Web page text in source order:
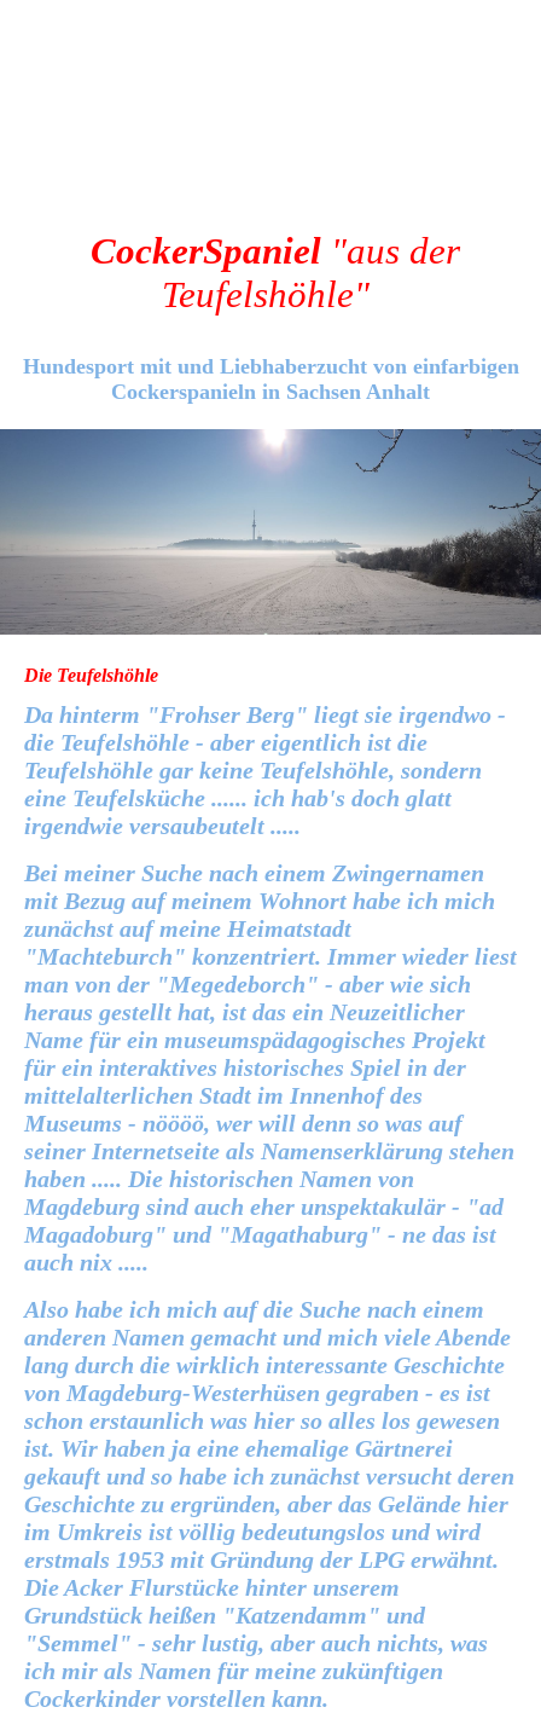
CockerSpaniel "aus der
Teufelshöhle"
Hundesport mit und Liebhaberzucht von einfarbigen
Cockerspanieln in Sachsen Anhalt
Die Teufelshöhle
Da hinterm "Frohser Berg" liegt sie irgendwo -
die Teufelshöhle - aber eigentlich ist die
Teufelshöhle gar keine Teufelshöhle, sondern
eine Teufelsküche ...... ich hab's doch glatt
irgendwie versaubeutelt .....
Bei meiner Suche nach einem Zwingernamen
mit Bezug auf meinem Wohnort habe ich mich
zunächst auf meine Heimatstadt
"Machteburch" konzentriert. Immer wieder liest
man von der "Megedeborch" - aber wie sich
heraus gestellt hat, ist das ein Neuzeitlicher
Name für ein museumspädagogisches Projekt
für ein interaktives historisches Spiel in der
mittelalterlichen Stadt im Innenhof des
Museums - nöööö, wer will denn so was auf
seiner Internetseite als Namenserklärung stehen
haben ..... Die historischen Namen von
Magdeburg sind auch eher unspektakulär - "ad
Magadoburg" und "Magathaburg" - ne das ist
auch nix .....
Also habe ich mich auf die Suche nach einem
anderen Namen gemacht und mich viele Abende
lang durch die wirklich interessante Geschichte
von Magdeburg-Westerhüsen gegraben - es ist
schon erstaunlich was hier so alles los gewesen
ist. Wir haben ja eine ehemalige Gärtnerei
gekauft und so habe ich zunächst versucht deren
Geschichte zu ergründen, aber das Gelände hier
im Umkreis ist völlig bedeutungslos und wird
erstmals 1953 mit Gründung der LPG erwähnt.
Die Acker Flurstücke hinter unserem
Grundstück heißen "Katzendamm" und
"Semmel" - sehr lustig, aber auch nichts, was
ich mir als Namen für meine zukünftigen
Cockerkinder vorstellen kann.